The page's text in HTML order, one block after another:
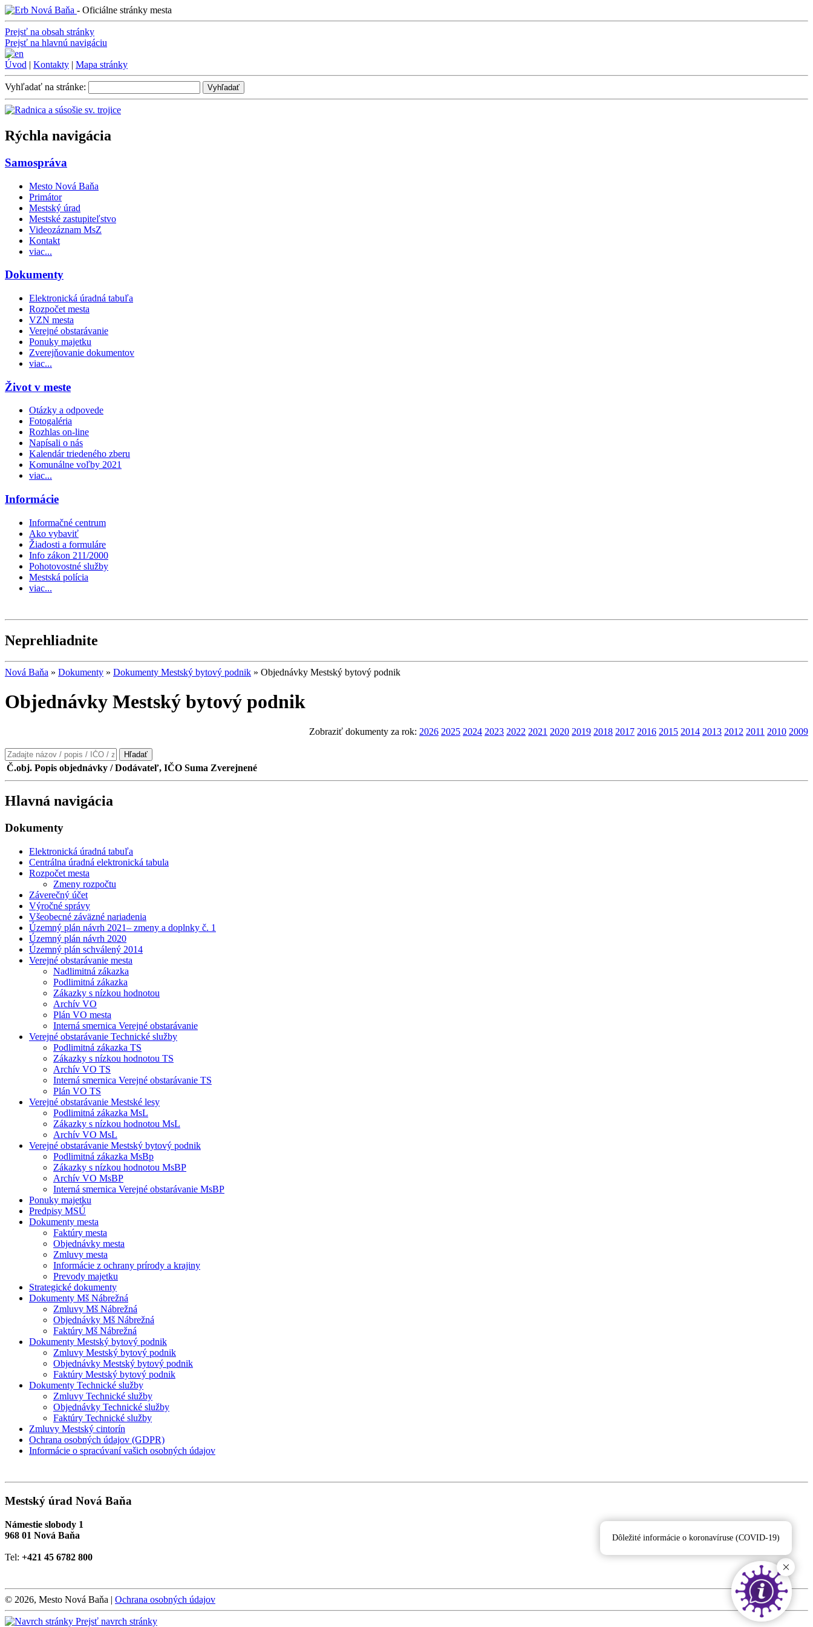
Nová Baňa - Oficiálne stránky mesta
Prejsť na obsah stránky
Prejsť na hlavnú navigáciu
Úvod | Kontakty | Mapa stránky
Vyhľadať na stránke: Vyhľadať
Rýchla navigácia
Samospráva
Mesto Nová Baňa
Primátor
Mestský úrad
Mestské zastupiteľstvo
Videozáznam MsZ
Kontakt
viac...
Dokumenty
Elektronická úradná tabuľa
Rozpočet mesta
VZN mesta
Verejné obstarávanie
Ponuky majetku
Zverejňovanie dokumentov
viac...
Život v meste
Otázky a odpovede
Fotogaléria
Rozhlas on-line
Napísali o nás
Kalendár triedeného zberu
Komunálne voľby 2021
viac...
Informácie
Informačné centrum
Ako vybaviť
Žiadosti a formuláre
Info zákon 211/2000
Pohotovostné služby
Mestská polícia
viac...
Neprehliadnite
Nová Baňa » Dokumenty » Dokumenty Mestský bytový podnik » Objednávky Mestský bytový podnik
Objednávky Mestský bytový podnik
Zobraziť dokumenty za rok: 2026 2025 2024 2023 2022 2021 2020 2019 2018 2017 2016 2015 2014 2013 2012 2011 2010 2009
Hľadať
Č.obj. Popis objednávky / Dodávateľ, IČO Suma Zverejnené
Hlavná navigácia
Dokumenty
Elektronická úradná tabuľa
Centrálna úradná elektronická tabula
Rozpočet mesta
Zmeny rozpočtu
Záverečný účet
Výročné správy
Všeobecné záväzné nariadenia
Územný plán návrh 2021– zmeny a doplnky č. 1
Územný plán návrh 2020
Územný plán schválený 2014
Verejné obstarávanie mesta
Nadlimitná zákazka
Podlimitná zákazka
Zákazky s nízkou hodnotou
Archív VO
Plán VO mesta
Interná smernica Verejné obstarávanie
Verejné obstarávanie Technické služby
Podlimitná zákazka TS
Zákazky s nízkou hodnotou TS
Archív VO TS
Interná smernica Verejné obstarávanie TS
Plán VO TS
Verejné obstarávanie Mestské lesy
Podlimitná zákazka MsL
Zákazky s nízkou hodnotou MsL
Archív VO MsL
Verejné obstarávanie Mestský bytový podnik
Podlimitná zákazka MsBp
Zákazky s nízkou hodnotou MsBP
Archív VO MsBP
Interná smernica Verejné obstarávanie MsBP
Ponuky majetku
Predpisy MSÚ
Dokumenty mesta
Faktúry mesta
Objednávky mesta
Zmluvy mesta
Informácie z ochrany prírody a krajiny
Prevody majetku
Strategické dokumenty
Dokumenty Mš Nábrežná
Zmluvy Mš Nábrežná
Objednávky Mš Nábrežná
Faktúry Mš Nábrežná
Dokumenty Mestský bytový podnik
Zmluvy Mestský bytový podnik
Objednávky Mestský bytový podnik
Faktúry Mestský bytový podnik
Dokumenty Technické služby
Zmluvy Technické služby
Objednávky Technické služby
Faktúry Technické služby
Zmluvy Mestský cintorín
Ochrana osobných údajov (GDPR)
Informácie o spracúvaní vašich osobných údajov
Mestský úrad Nová Baňa
Námestie slobody 1
968 01 Nová Baňa
Tel: +421 45 6782 800
© 2026, Mesto Nová Baňa | Ochrana osobných údajov
Prejsť navrch stránky
Dôležité informácie o koronavíruse (COVID-19)